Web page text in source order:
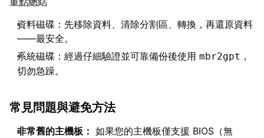
資料磁碟：先移除資料、清除分割區、轉換，再還原資料
——最安全。
系統磁碟：經過仔細驗證並可靠備份後使用 mbr2gpt ，
切勿急躁。
常見問題與避免方法
非常舊的主機板： 如果您的主機板僅支援 BIOS（無